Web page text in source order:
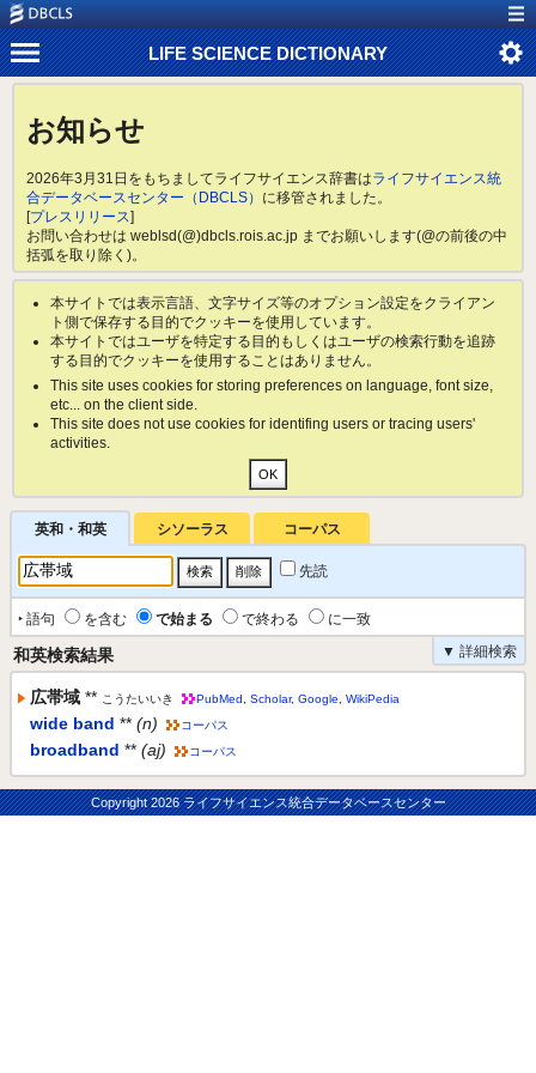
LIFE SCIENCE DICTIONARY
お知らせ
2026年3月31日をもちましてライフサイエンス辞書はライフサイエンス統
合データベースセンター（DBCLS） に移管されました。
[プレスリリース]
お問い合わせは weblsd(@)dbcls.rois.ac.jp までお願いします(@の前後の中
括弧を取り除く)。
本サイトでは表示言語、文字サイズ等のオプション設定をクライアン
ト側で保存する目的でクッキーを使用しています。
本サイトではユーザを特定する目的もしくはユーザの検索行動を追跡
する目的でクッキーを使用することはありません。
This site uses cookies for storing preferences on language, font size,
etc... on the client side.
This site does not use cookies for identifing users or tracing users'
activities.
英和・和英 シソーラス コーパス
先読
‣ 語句 を含む で始まる で終わる
に一致
▼ 詳細検索
和英検索結果
広帯域 ** こうたいいき PubMed Scholar, Google WikiPedia
wide band ** (n) コーパス
broadband ** (aj) コーパス
Copyright2026 ライフサイエンス統合データベースセンター